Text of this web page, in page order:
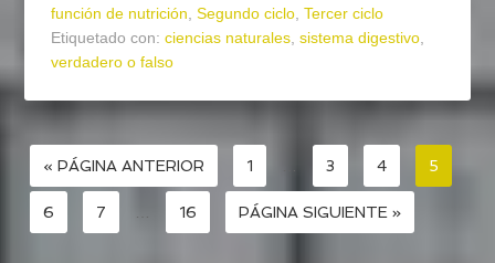
función de nutrición,Segundo ciclo,Tercer ciclo
Etiquetado con:ciencias naturales,sistema digestivo,
verdadero o falso
« PÁGINA ANTERIOR 1 3 4 5
6 7 … 16 PÁGINA SIGUIENTE »